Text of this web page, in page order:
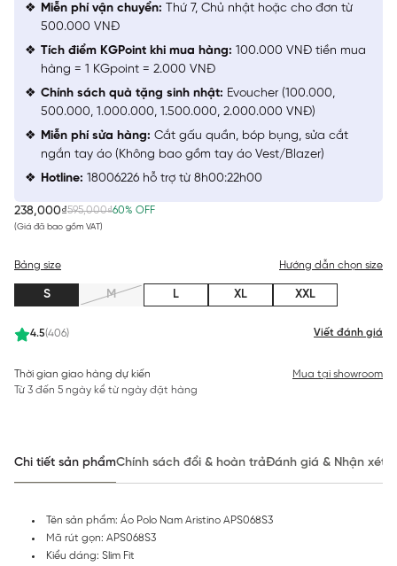
238,000₫595,000₫60% OFF
(Giá đã bao gồm VAT)
4.5(406) Viết đánh giá
Bảng size Hướng dẫn chọn size
S M L XL XXL
Thời gian giao hàng dự kiến
Từ 3 đến 5 ngày kể từ ngày đặt hàng
Mua tại showroom
Miễn phí vận chuyển: Thứ 7, Chủ nhật hoặc cho đơn từ
500.000 VNĐ
Tích điểm KGPoint khi mua hàng: 100.000 VNĐ tiền mua
hàng = 1 KGpoint = 2.000 VNĐ
Chính sách quà tặng sinh nhật: Evoucher (100.000,
500.000, 1.000.000, 1.500.000, 2.000.000 VNĐ)
Miễn phí sửa hàng: Cắt gấu quần, bóp bụng, sửa cắt
ngắn tay áo (Không bao gồm tay áo Vest/Blazer)
Hotline: 18006226 hỗ trợ từ 8h00:22h00
Chi tiết sản phẩmChính sách đổi & hoàn trảĐánh giá & Nhận xét
Tên sản phẩm: Áo Polo Nam Aristino APS068S3
Mã rút gọn: APS068S3
Kiểu dáng: Slim Fit